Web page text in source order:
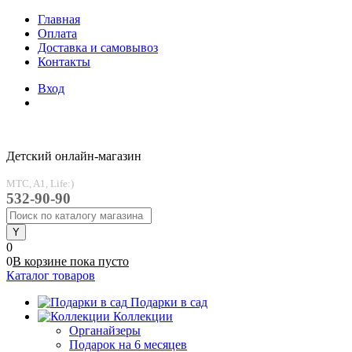
Главная
Оплата
Доставка и самовывоз
Контакты
Вход
Детский онлайн-магазин
MTC, A1, Life:)
532-90-90
0
0В корзине пока пусто
Каталог товаров
Подарки в сад
Коллекции
Органайзеры
Подарок на 6 месяцев